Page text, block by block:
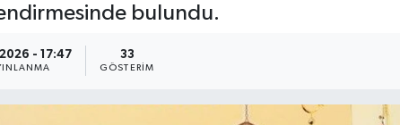
bulundu.
- 17:47 33
GÖSTERIM